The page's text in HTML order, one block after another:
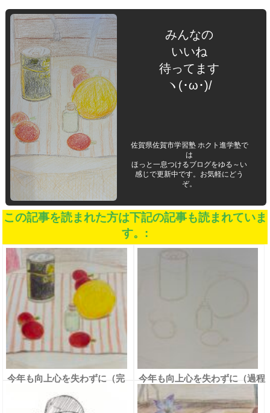
みんなの
いいね
待ってます
ヽ(･ω･)/
佐賀県佐賀市学習塾 ホクト進学塾で
は
ほっと一息つけるブログをゆる～い
感じで更新中です。お気軽にどう
ぞ。
この記事を読まれた方は下記の記事も読まれていま
す。:
今年も向上心を失わずに（完
今年も向上心を失わずに（過程
①）